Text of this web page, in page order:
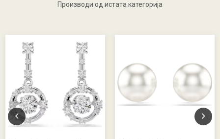
Производи од истата категорија